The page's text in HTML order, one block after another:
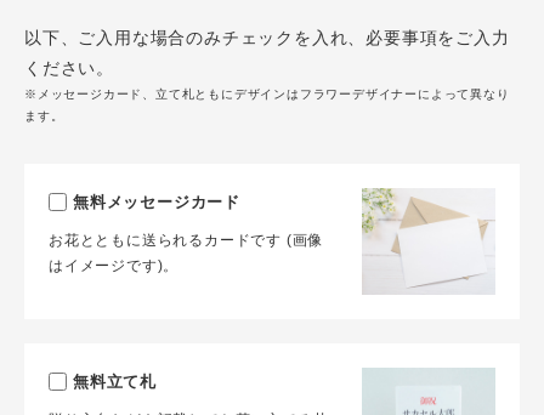
以下、ご入用な場合のみチェックを入れ、必要事項をご入力
ください。
※メッセージカード、立て札ともにデザインはフラワーデザイナーによって異なり
ます。
無料メッセージカード
お花とともに送られるカードです (画像
はイメージです)。
無料立て札